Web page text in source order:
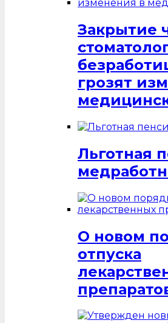
Закрытие
грозят
Льготная
О новом
отпуска